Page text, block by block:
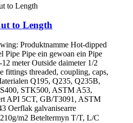
to Length
Produktnamme Hot-dipped
Pipe Pipe ein gewoan ein Pipe
meter Outside daimeter 1/2
fittings threaded, coupling, caps,
Q195, Q235, Q235B,
STK500, ASTM A53,
API 5CT, GB/T3091, ASTM
Oerflak galvanisearre
m2 Beteltermyn T/T, L/C